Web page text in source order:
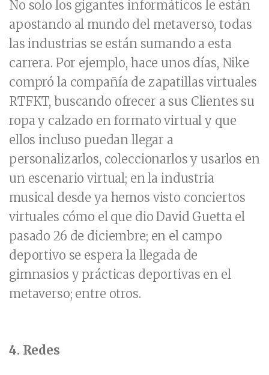
No solo los gigantes informáticos le están
apostando al mundo del metaverso, todas
las industrias se están sumando a esta
carrera. Por ejemplo, hace unos días, Nike
compró la compañía de zapatillas virtuales
RTFKT, buscando ofrecer a sus Clientes su
ropa y calzado en formato virtual y que
ellos incluso puedan llegar a
personalizarlos, coleccionarlos y usarlos en
un escenario virtual; en la industria
musical desde ya hemos visto conciertos
virtuales cómo el que dio David Guetta el
pasado 26 de diciembre; en el campo
deportivo se espera la llegada de
gimnasios y prácticas deportivas en el
metaverso; entre otros.
4. Redes